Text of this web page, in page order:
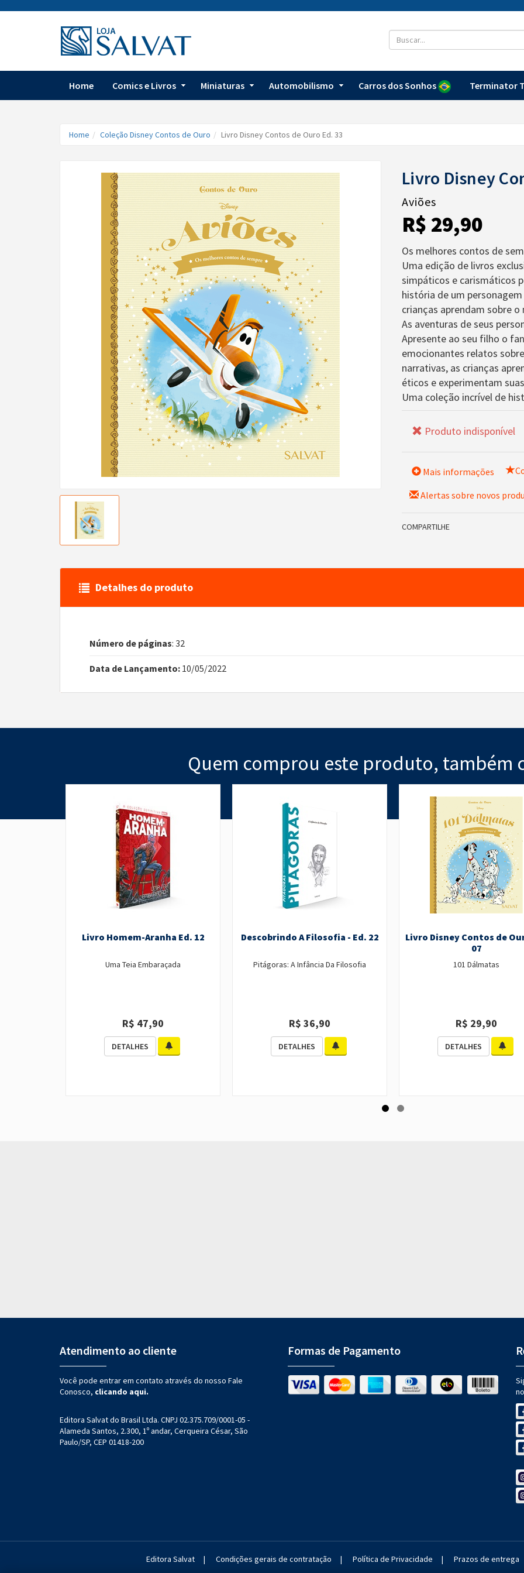
Home Comics e Livros Miniaturas Automobilismo Carros dos Sonhos Terminator
Home Coleção Disney Contos de Ouro Livro Disney Contos de Ouro Ed. 33
Livro Disney
Aviões
R$ 29,90
Os melhores contos de
Uma edição de livros
simpáticos e carismáticos
história de um
crianças aprendam sobre
As aventuras de seus
Apresente ao seu filho o
emocionantes relatos
narrativas, as crianças
éticos e experimentam
Uma coleção incrível de
Produto indisponível
Mais informações
Alertas sobre novos
COMPARTILHE
Detalhes do produto
Número de páginas: 32
Data de Lançamento: 10/05/2022
Quem comprou este produto, também
Livro Homem-Aranha Ed. 12
Uma Teia Embaraçada
R$ 47,90
DETALHES
Descobrindo A Filosofia - Ed. 22
Pitágoras: A Infância Da Filosofia
R$ 36,90
DETALHES
Livro Disney Contos de
07
101 Dálmatas
R$ 29,90
DETALHES
Atendimento ao cliente
Você pode entrar em contato através do nosso Fale
Conosco, clicando aqui.
Editora Salvat do Brasil Ltda. CNPJ 02.375.709/0001-05 -
Alameda Santos, 2.300, 1º andar, Cerqueira César, São
Paulo/SP, CEP 01418-200
Formas de Pagamento
Editora Salvat | Condições gerais de contratação | Política de Privacidade | Prazos de entrega